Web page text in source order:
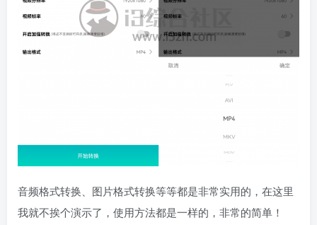
音频格式转换、图片格式转换等等都是非常实用的，在这里
我就不挨个演示了，使用方法都是一样的，非常的简单！